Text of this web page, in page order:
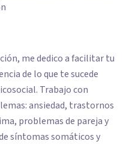
me dedico a facilitar tu
de lo que te sucede
Trabajo con
ansiedad, trastornos
problemas de pareja y
síntomas somáticos y